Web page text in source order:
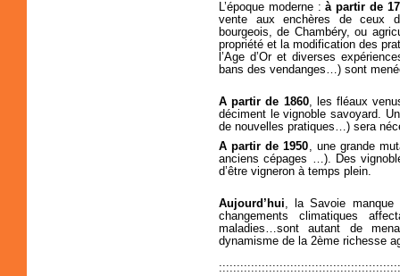
L’époque moderne : à partir de
vente aux enchères de ceux
bourgeois, de Chambéry, ou
propriété et la modification des
l’Age d’Or et diverses
bans des vendanges…) sont
A partir de 1860, les fléaux
déciment le vignoble savoyard.
de nouvelles pratiques…) sera
A partir de 1950, une grande
anciens cépages …). Des
d’être vigneron à temps plein.
Aujourd’hui, la Savoie manque
changements climatiques
maladies…sont autant de
dynamisme de la 2ème richesse